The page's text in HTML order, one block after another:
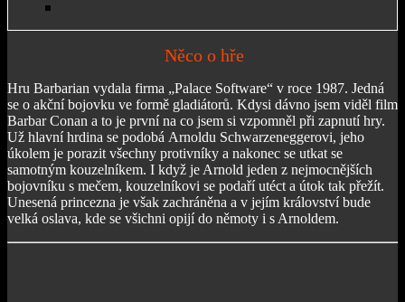
Něco o hře
Hru Barbarian vydala firma „Palace Software“ v roce 1987. Jedná
se o akční bojovku ve formě gladiátorů. Kdysi dávno jsem viděl film
Barbar Conan a to je první na co jsem si vzpomněl při zapnutí hry.
Už hlavní hrdina se podobá Arnoldu Schwarzeneggerovi, jeho
úkolem je porazit všechny protivníky a nakonec se utkat se
samotným kouzelníkem. I když je Arnold jeden z nejmocnějších
bojovníku s mečem, kouzelníkovi se podaří utéct a útok tak přežít.
Unesená princezna je však zachráněna a v jejím království bude
velká oslava, kde se všichni opijí do němoty i s Arnoldem.